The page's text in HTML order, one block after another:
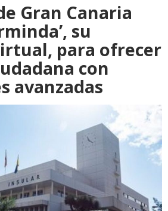
Gran Canaria
su
para ofrecer
con
avanzadas